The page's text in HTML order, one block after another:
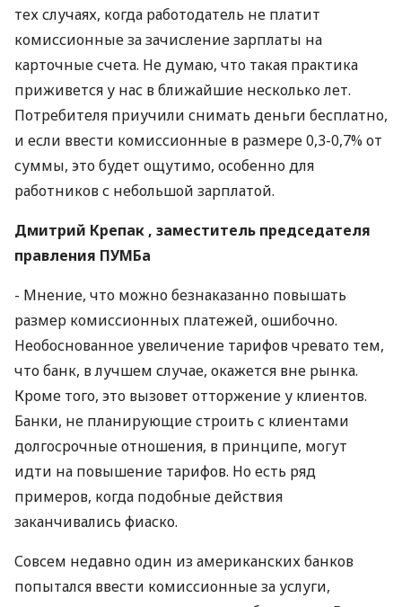
тех случаях, когда работодатель не платит
комиссионные за зачисление зарплаты на
карточные счета. Не думаю, что такая практика
приживется у нас в ближайшие несколько лет.
Потребителя приучили снимать деньги бесплатно,
и если ввести комиссионные в размере 0,3-0,7% от
суммы, это будет ощутимо, особенно для
работников с небольшой зарплатой.
Дмитрий Крепак , заместитель председателя
правления ПУМБа
- Мнение, что можно безнаказанно повышать
размер комиссионных платежей, ошибочно.
Необоснованное увеличение тарифов чревато тем,
что банк, в лучшем случае, окажется вне рынка.
Кроме того, это вызовет отторжение у клиентов.
Банки, не планирующие строить с клиентами
долгосрочные отношения, в принципе, могут
идти на повышение тарифов. Но есть ряд
примеров, когда подобные действия
заканчивались фиаско.
Совсем недавно один из американских банков
попытался ввести комиссионные за услуги,